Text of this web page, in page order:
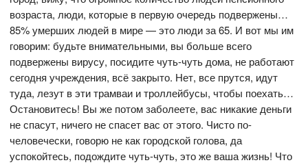
возраста, люди, которые в первую очередь подвержены…
85% умерших людей в мире — это люди за 65. И вот мы им
говорим: будьте внимательными, вы больше всего
подвержены вирусу, посидите чуть-чуть дома, не работают
сегодня учреждения, всё закрыто. Нет, все прутся, идут
туда, лезут в эти трамваи и троллейбусы, чтобы поехать…
Остановитесь! Вы же потом заболеете, вас никакие деньги
не спасут, ничего не спасет вас от этого. Чисто по-
человечески, говорю не как городской голова, да
успокойтесь, подождите чуть-чуть, это же ваша жизнь! Что